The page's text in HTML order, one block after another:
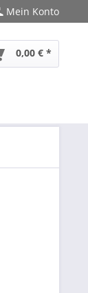
Deutsch
Mein Konto
0,00 € *